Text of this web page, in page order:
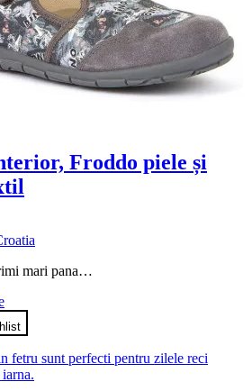
Froddo piele și
mari pana…
Acest
produs
are
mai
multe
variații.